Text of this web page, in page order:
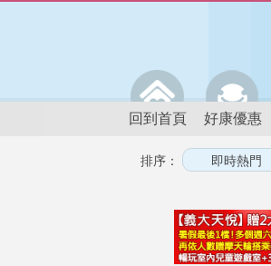
回到首頁 好康優惠
排序：